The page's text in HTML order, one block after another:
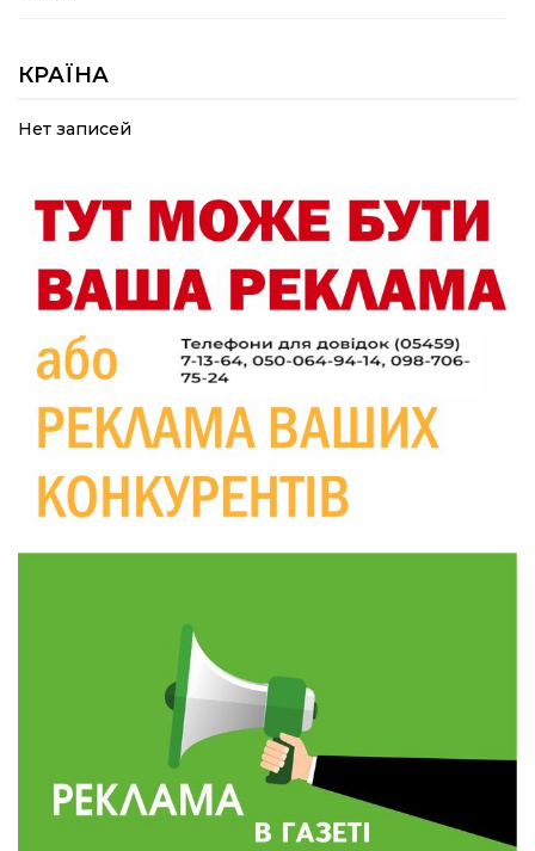
04 сер
прикордоння до втраченого дому
19:36
Пишіть листи самому собі, або як уникнути
19:29
30 лип
«Все закінчиться, приїду й одружуся…»: Пам’яті
26-річного Захисника Богдана Ємця (ВІДЕО)
20:06
Паливо по 100 грн та ризик дефіциту: чому в
28 лип
Житлові сертифікати, підготовка до зими та
підтримка ВПО: підсумки засідання виконкому
Краснопільської селищної ради
10:36
28 лип
Валентина Масалітіна: «Нас тримає віра в
Перемогу і повернення додому»
Обмежено придатний, але безмежно
вмотивований: Як колишній лісівник став асом
артилерії
490 пацієнтів та 15 відвіданих сіл: МБФ
«Альянс громадського здоров’я» підбив
підсумки роботи мобільних клінік у Сумській
області
КРАЇНА
Нет записей